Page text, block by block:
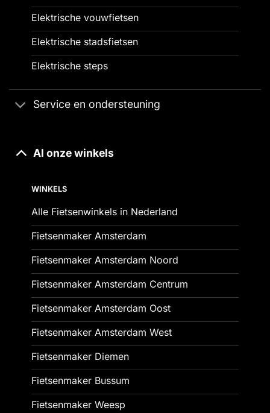
Elektrische vouwfietsen
Elektrische stadsfietsen
Elektrische steps
Service en ondersteuning
Al onze winkels
WINKELS
Alle Fietsenwinkels in Nederland
Fietsenmaker Amsterdam
Fietsenmaker Amsterdam Noord
Fietsenmaker Amsterdam Centrum
Fietsenmaker Amsterdam Oost
Fietsenmaker Amsterdam West
Fietsenmaker Diemen
Fietsenmaker Bussum
Fietsenmaker Weesp